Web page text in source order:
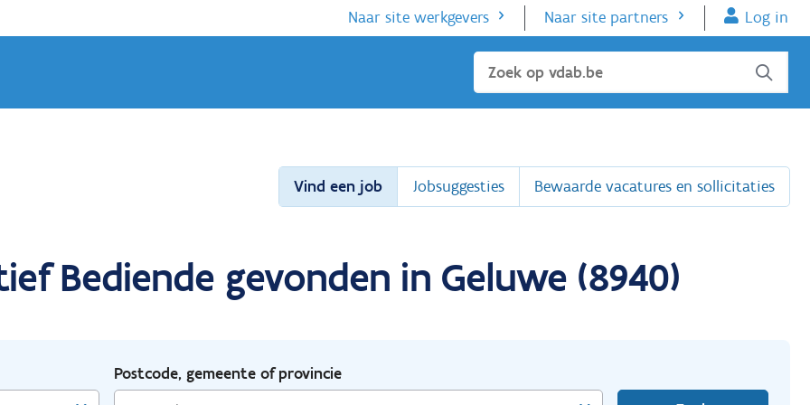
Naar site werkgevers Naar site partners Log in
Sluiten
Vind een job Jobsuggesties Bewaarde vacatures en sollicitaties
Bediende gevonden in Geluwe (8940)
Postcode, gemeente of provincie